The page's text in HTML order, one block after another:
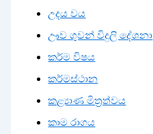
උදය වය
ඌව ගුවන් විදුලි දේශනා
කර්ම විෂය
කර්මස්ථාන
කළ්‍යාණ මිත්‍රත්වය
කාම රාගය